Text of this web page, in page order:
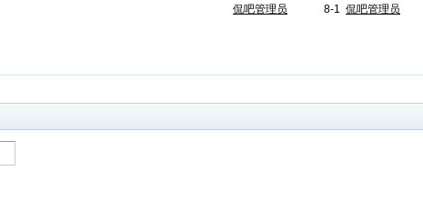
侃吧管理员 8-1 侃吧管理员